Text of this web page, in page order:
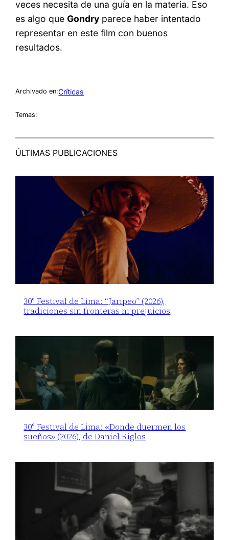
veces necesita de una guía en la materia. Eso
es algo que Gondry parece haber intentado
representar en este film con buenos
resultados.
Archivado en:Críticas
Temas:
ÚLTIMAS PUBLICACIONES
30° Festival de Lima: “Jaripeo” (2026),
tradiciones sin fronteras ni prejuicios
30° Festival de Lima: «Donde duermen los
sueños» (2026), de Daniel Riglos